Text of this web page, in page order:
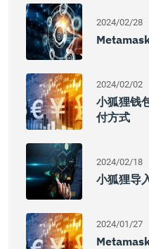
2024/02/28
2024/02/02
小狐狸钱
付方式
2024/02/18
小狐狸导
2024/01/27